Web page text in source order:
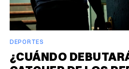
DEPORTES
¿CUÁNDO